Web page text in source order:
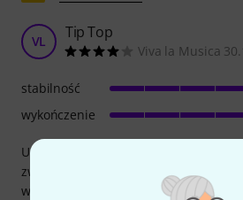
VL Tip Top
Viva la Musica
Używam tej ławki na zajęciach z
związku z tym, jest dużo raczkowania.
wyjątkowo dobrze i nie przewraca się
stabilność
wykończenie